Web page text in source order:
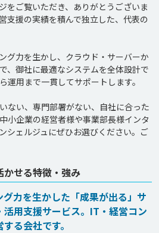
をご覧いただき、ありがとうございま
支援の実績を積んで独立した、代表の
グ力を生かし、クラウド・サーバーか
、御社に最適なシステムを全体設計で
運用まで一貫してサポートします。
ない、専門部署がない、自社に合った
小企業の経営者様や事業部長様インタ
シェルジュにぜひお選びください。ご
せる特徴・強み
力を生かした「成果が出る」サ
用支援サービス。IT・経営コン
る会社です。